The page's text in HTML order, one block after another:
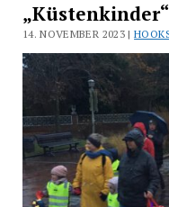
14. NOVEMBER 2023 |